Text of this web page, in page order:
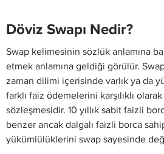
Döviz Swapı Nedir?
Swap kelimesinin sözlük anlamına
etmek anlamına geldiği görülür.
zaman dilimi içerisinde varlık ya da
farklı faiz ödemelerini karşılıklı
sözleşmesidir. 10 yıllık sabit faizli
benzer ancak dalgalı faizli borca
yükümlülüklerini swap sayesinde